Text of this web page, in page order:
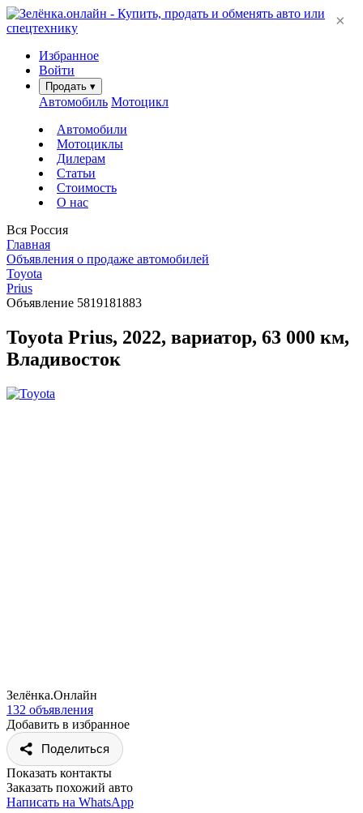
Избранное
Войти
Продать ▾
Автомобиль Мотоцикл
Автомобили
Мотоциклы
Дилерам
Статьи
Стоимость
О нас
Вся Россия
Главная
Объявления о продаже автомобилей
Toyota
Prius
Объявление 5819181883
Toyota Prius, 2022, вариатор, 63 000 км,
Владивосток
Зелёнка.Онлайн
132 объявления
Добавить в избранное
Поделиться
Показать контакты
Заказать похожий авто
Написать на WhatsApp
×